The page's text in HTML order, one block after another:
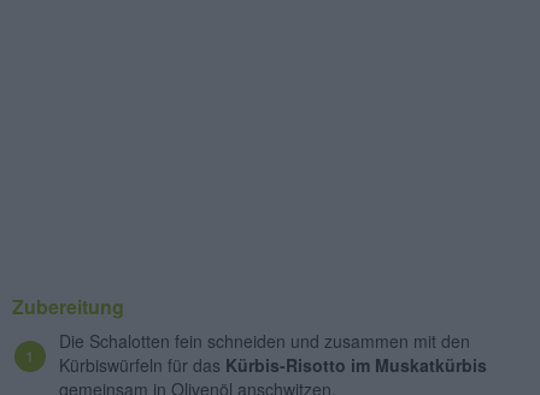
Zubereitung
Die Schalotten fein schneiden und zusammen mit den
Kürbiswürfeln für das Kürbis-Risotto im Muskatkürbis
gemeinsam in Olivenöl anschwitzen.